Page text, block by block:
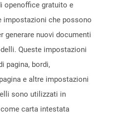
openoffice gratuito e
impostazioni che possono
generare nuovi documenti
Queste impostazioni
pagina, bordi,
e altre impostazioni
sono utilizzati in
carta intestata